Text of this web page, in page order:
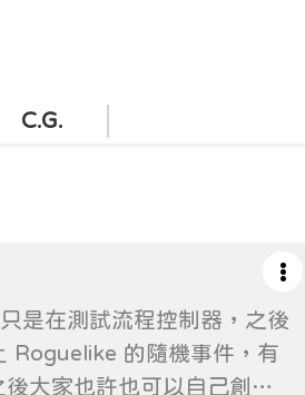
C.G.
是在測試流程控制器，之後
Roguelike 的隨機事件，有